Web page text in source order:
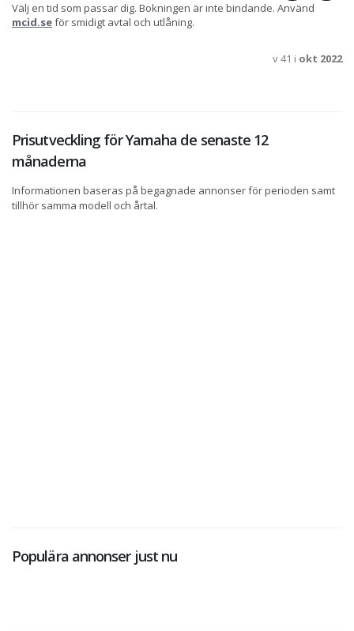
Välj en tid som passar dig. Bokningen är inte bindande. Använd
mcid.seför smidigt avtal och utlåning.
v 41 i okt 2022
Prisutveckling för Yamaha de senaste 12
månaderna
Informationen baseras på begagnade annonser för perioden samt
tillhör samma modell och årtal.
Populära annonser just nu